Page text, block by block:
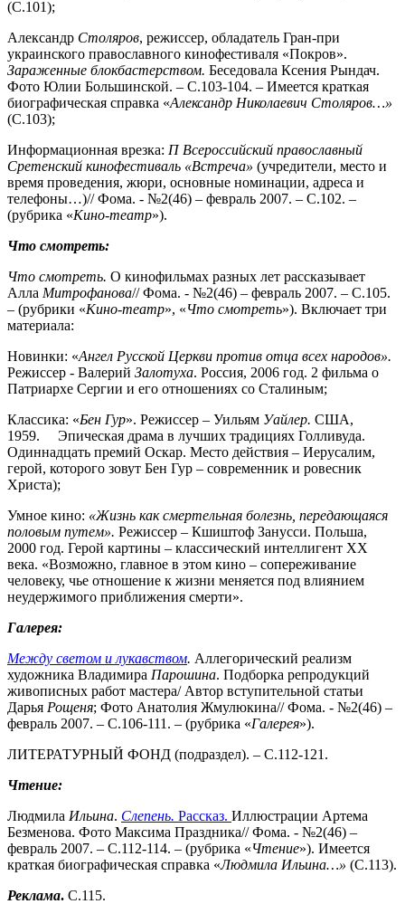
(С.101);
Александр Столяров, режиссер, обладатель Гран-при
украинского православного кинофестиваля «Покров».
Зараженные блокбастерством. Беседовала Ксения Рындач.
Фото Юлии Большинской. – С.103-104. – Имеется краткая
биографическая справка «Александр Николаевич Столяров…»
(С.103);
Информационная врезка: П Всероссийский православный
Сретенский кинофестиваль «Встреча» (учредители, место и
время проведения, жюри, основные номинации, адреса и
телефоны…)// Фома. - №2(46) – февраль 2007. – С.102. –
(рубрика «Кино-театр»).
Что смотреть:
Что смотреть. О кинофильмах разных лет рассказывает
Алла Митрофанова// Фома. - №2(46) – февраль 2007. – С.105.
– (рубрики «Кино-театр», «Что смотреть»). Включает три
материала:
Новинки: «Ангел Русской Церкви против отца всех народов».
Режиссер - Валерий Залотуха. Россия, 2006 год. 2 фильма о
Патриархе Сергии и его отношениях со Сталиным;
Классика: «Бен Гур». Режиссер – Уильям Уайлер. США,
1959. Эпическая драма в лучших традициях Голливуда.
Одиннадцать премий Оскар. Место действия – Иерусалим,
герой, которого зовут Бен Гур – современник и ровесник
Христа);
Умное кино: «Жизнь как смертельная болезнь, передающаяся
половым путем». Режиссер – Кшиштоф Занусси. Польша,
2000 год. Герой картины – классический интеллигент ХХ
века. «Возможно, главное в этом кино – сопереживание
человеку, чье отношение к жизни меняется под влиянием
неудержимого приближения смерти».
Галерея:
Между светом и лукавством. Аллегорический реализм
художника Владимира Парошина. Подборка репродукций
живописных работ мастера/ Автор вступительной статьи
Дарья Рощеня; Фото Анатолия Жмулюкина// Фома. - №2(46) –
февраль 2007. – С.106-111. – (рубрика «Галерея»).
ЛИТЕРАТУРНЫЙ ФОНД (подраздел). – С.112-121.
Чтение:
Людмила Ильина. Слепень. Рассказ. Иллюстрации Артема
Безменова. Фото Максима Праздника// Фома. - №2(46) –
февраль 2007. – С.112-114. – (рубрика «Чтение»). Имеется
краткая биографическая справка «Людмила Ильина…» (С.113).
Реклама. С.115.